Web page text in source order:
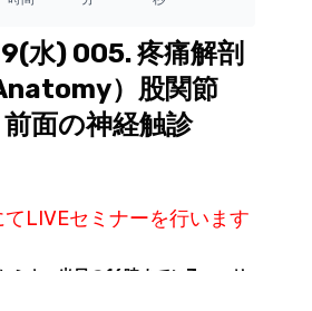
水) 005. 疼痛解剖
）股関節
面の神経触診
LIVEセミナーを行います
セミナー当日の16時までにZoomリ
からのメール配信にてご案内